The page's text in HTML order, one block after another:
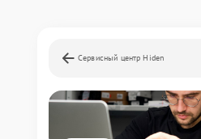
Сервисный центр Hiden